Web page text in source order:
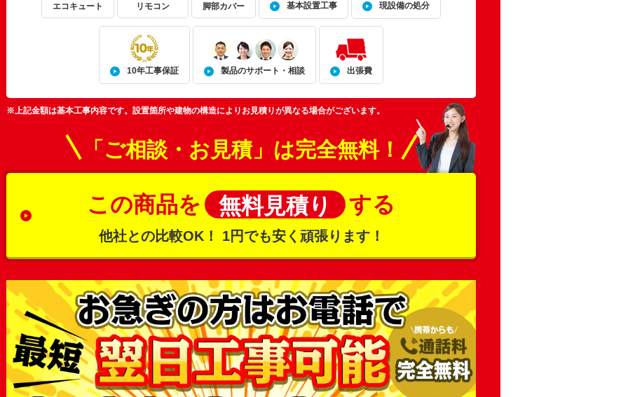
エコキュート リモコン 脚部カバー 基本設置工事 現設備の処分
10年工事保証 製品のサポート・相談 出張費
※上記金額は基本工事内容です。設置箇所や建物の構造によりお見積りが異なる場合がございます。
「ご相談・お見積」は完全無料！
この商品を 無料見積り する
他社との比較OK！ 1円でも安く頑張ります！